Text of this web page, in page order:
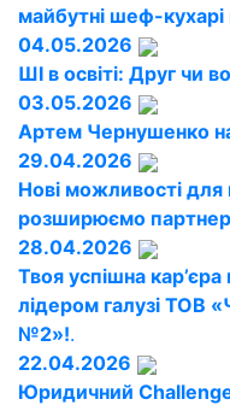
майбутні шеф-кухарі
04.05.2026
ШІ в освіті: Друг чи
03.05.2026
Артем Чернушенко
29.04.2026
Нові можливості для
розширюємо
28.04.2026
Твоя успішна кар’єра
лідером галузі ТОВ
№2»!.
22.04.2026
Юридичний